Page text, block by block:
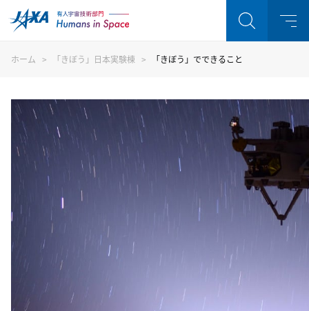
ホーム 「きぼう」日本実験棟 「きぼう」でできること